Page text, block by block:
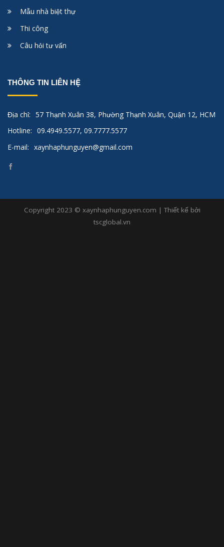
Mẫu nhà biệt thự
Thi công
Câu hỏi tư vấn
THÔNG TIN LIÊN HỆ
Địa chỉ: 57 Thạnh Xuân 38, Phường Thạnh Xuân, Quận 12, HCM
Hotline: 09.4949.5577, 09.7777.5577
E-mail: xaynhaphunguyen@gmail.com
Copyright 2023 © xaynhaphunguyen.com | Thiết kế bởi
tscglobal.vn